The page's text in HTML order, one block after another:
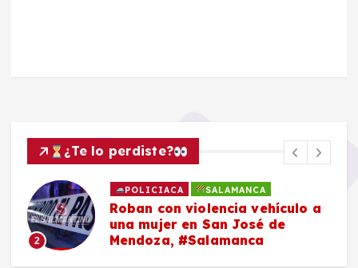
¿Te lo perdiste?
2
POLICIACA SALAMANCA
Roban con violencia vehículo a
una mujer en San José de
Mendoza, #Salamanca